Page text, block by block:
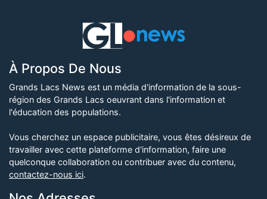
À Propos De Nous
Grands Lacs News est un média d'information de la sous-
région des Grands Lacs oeuvrant dans l'information et
l'éducation des populations.
Vous cherchez un espace publicitaire, vous êtes désireux de
travailler avec cette plateforme d'information, faire une
quelconque collaboration ou contribuer avec du contenu,
contactez-nous ici.